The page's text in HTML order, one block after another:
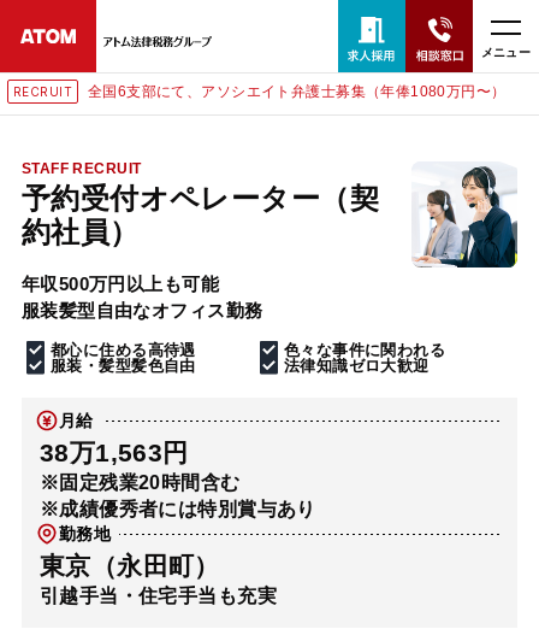
メニュー
RECRUIT 全国6支部にて、アソシエイト弁護士募集（年俸1080万円〜）
STAFF RECRUIT
予約受付オペレーター（契
約社員）
年収500万円以上も可能
服装髪型自由なオフィス勤務
都心に住める高待遇
色々な事件に関われる
服装・髪型髪色自由
法律知識ゼロ大歓迎
月給
38万1,563円
※固定残業20時間含む
※成績優秀者には特別賞与あり
勤務地
東京（永田町）
引越手当・住宅手当も充実
24時間365日全国対応
無料相談窓口はこちら
電話・LINE・メールで相談予約受付中
ホーム
取扱分野
解決実績
アクセス
弁護士・税理士